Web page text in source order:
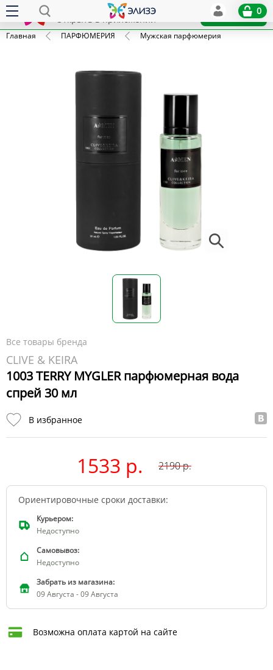
x
Открыть в приложении
Установить
0
Главная ПАРФЮМЕРИЯ Мужская парфюмерия
Все товары бренда
CLIVE & KEIRA
1003 TERRY MYGLER парфюмерная вода
спрей 30 мл
В избранное
1533 р. 2190р.
Ориентировочные сроки доставки:
Курьером:
Недоступно
Самовывоз:
Недоступно
Забрать из магазина:
09 Августа - 09 Августа
Возможна оплата картой на сайте